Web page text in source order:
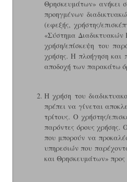
Θρησκευμάτων» ανήκει
προηγμένων
(εφεξής, χρήστης/
«Σύστημα
χρήση/επίσκεψη του
χρήσης. Η πλοήγηση και
αποδοχή των παρακάτω
Η χρήση του
πρέπει να γίνεται
τρίτους. Ο χρήστης/
παρόντες όρους χρήσης.
που μπορούν να
υπηρεσιών που
και Θρησκευμάτων» προς